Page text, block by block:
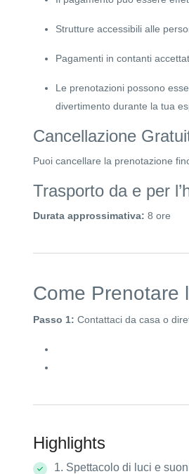
Strutture accessibili alle
Pagamenti in contanti
Le prenotazioni possono
divertimento durante la tua
Cancellazione
Puoi cancellare la prenotazione
Trasporto da e per
Durata approssimativa: 8 ore
Come Prenotare
Passo 1: Contattaci da casa o
Highlights
1. Spettacolo di luci e